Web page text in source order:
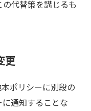
代替策を講じるも
更
ポリシーに別段の
通知することな